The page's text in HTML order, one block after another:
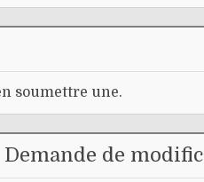
soumettre une.
Demande de